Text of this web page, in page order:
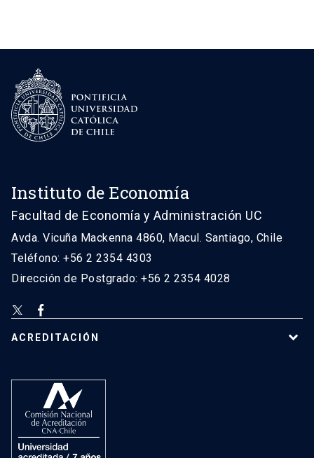
Instituto de Economía
Facultad de Economía y Administración UC
Avda. Vicuña Mackenna 4860, Macul. Santiago, Chile
Teléfono: +56 2 2354 4303
Dirección de Postgrado: +56 2 2354 4028
ACREDITACIÓN